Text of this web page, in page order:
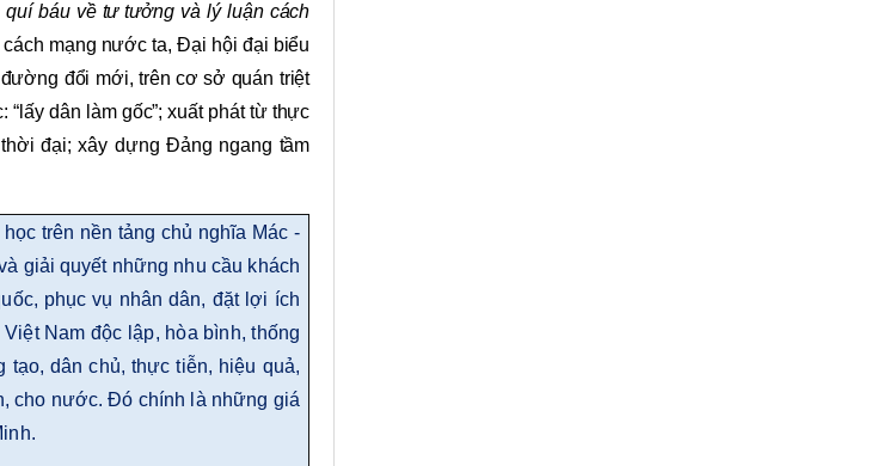
quí báu về tư tưởng và lý luận cách
mạng nước ta, Đại hội đại biểu
đổi mới, trên cơ sở quán triệt
dân làm gốc”; xuất phát từ thực
đại; xây dựng Đảng ngang tầm
trên nền tảng chủ nghĩa Mác -
giải quyết những nhu cầu khách
phục vụ nhân dân, đặt lợi ích
Nam độc lập, hòa bình, thống
tạo, dân chủ, thực tiễn, hiệu quả,
cho nước. Đó chính là những giá